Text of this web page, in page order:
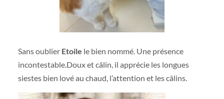
Sans oublier Etoile le bien nommé. Une présence
incontestable.Doux et câlin, il apprécie les longues
siestes bien lové au chaud, l’attention et les câlins.